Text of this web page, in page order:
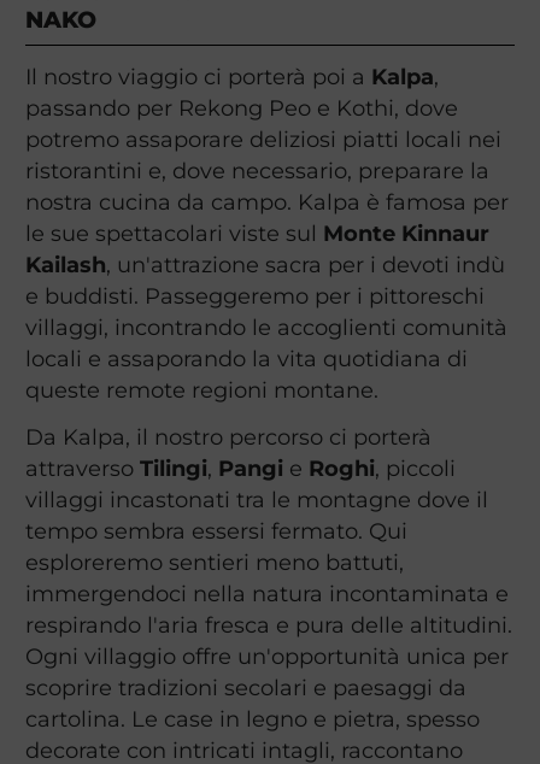
NAKO
Il nostro viaggio ci porterà poi a Kalpa,
passando per Rekong Peo e Kothi, dove
potremo assaporare deliziosi piatti locali nei
ristorantini e, dove necessario, preparare la
nostra cucina da campo. Kalpa è famosa per
le sue spettacolari viste sul Monte Kinnaur
Kailash, un'attrazione sacra per i devoti indù
e buddisti. Passeggeremo per i pittoreschi
villaggi, incontrando le accoglienti comunità
locali e assaporando la vita quotidiana di
queste remote regioni montane.
Da Kalpa, il nostro percorso ci porterà
attraverso Tilingi, Pangi e Roghi, piccoli
villaggi incastonati tra le montagne dove il
tempo sembra essersi fermato. Qui
esploreremo sentieri meno battuti,
immergendoci nella natura incontaminata e
respirando l'aria fresca e pura delle altitudini.
Ogni villaggio offre un'opportunità unica per
scoprire tradizioni secolari e paesaggi da
cartolina. Le case in legno e pietra, spesso
decorate con intricati intagli, raccontano